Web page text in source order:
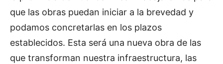
que las obras puedan iniciar a la brevedad y
podamos concretarlas en los plazos
establecidos. Esta será una nueva obra de las
que transforman nuestra infraestructura, las